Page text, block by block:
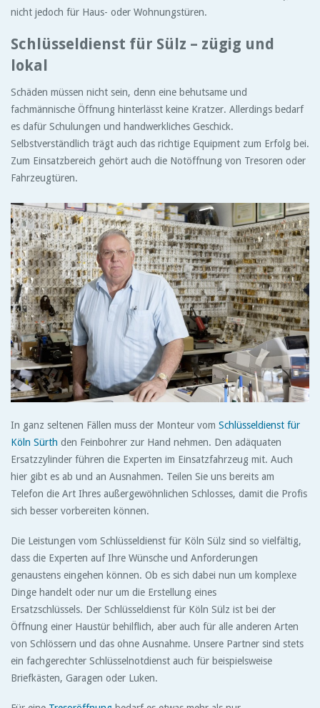
nicht jedoch für Haus- oder Wohnungstüren.
Schlüsseldienst für Sülz – zügig und
lokal
Schäden müssen nicht sein, denn eine behutsame und
fachmännische Öffnung hinterlässt keine Kratzer. Allerdings bedarf
es dafür Schulungen und handwerkliches Geschick.
Selbstverständlich trägt auch das richtige Equipment zum Erfolg bei.
Zum Einsatzbereich gehört auch die Notöffnung von Tresoren oder
Fahrzeugtüren.
In ganz seltenen Fällen muss der Monteur vom Schlüsseldienst für
Köln Sürth den Feinbohrer zur Hand nehmen. Den adäquaten
Ersatzzylinder führen die Experten im Einsatzfahrzeug mit. Auch
hier gibt es ab und an Ausnahmen. Teilen Sie uns bereits am
Telefon die Art Ihres außergewöhnlichen Schlosses, damit die Profis
sich besser vorbereiten können.
Die Leistungen vom Schlüsseldienst für Köln Sülz sind so vielfältig,
dass die Experten auf Ihre Wünsche und Anforderungen
genaustens eingehen können. Ob es sich dabei nun um komplexe
Dinge handelt oder nur um die Erstellung eines
Ersatzschlüssels. Der Schlüsseldienst für Köln Sülz ist bei der
Öffnung einer Haustür behilflich, aber auch für alle anderen Arten
von Schlössern und das ohne Ausnahme. Unsere Partner sind stets
ein fachgerechter Schlüsselnotdienst auch für beispielsweise
Briefkästen, Garagen oder Luken.